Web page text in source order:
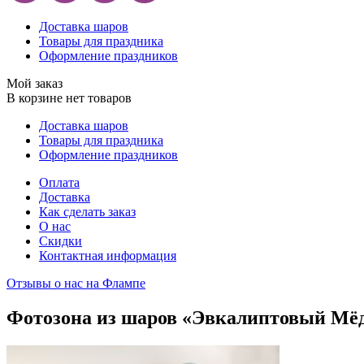
Доставка шаров
Товары для праздника
Оформление праздников
Мой заказ
В корзине нет товаров
Доставка шаров
Товары для праздника
Оформление праздников
Оплата
Доставка
Как сделать заказ
О нас
Скидки
Контактная информация
Отзывы о нас на Флампе
Фотозона из шаров «Эвкалиптовый